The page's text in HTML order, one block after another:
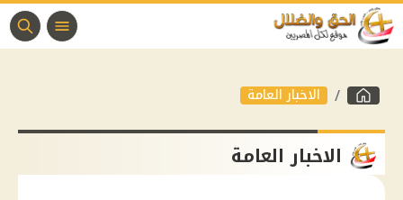
الاخبار العامة
الاخبار العامة